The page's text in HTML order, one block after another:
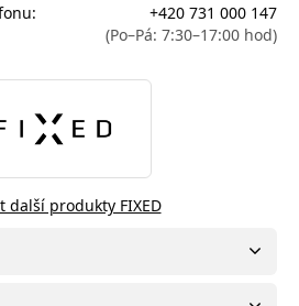
+420 731 000 147
(Po–Pá: 7:30–17:00 hod)
další produkty FIXED